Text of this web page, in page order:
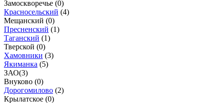
Замоскворечье (0)
Красносельский (4)
Мещанский (0)
Пресненский (1)
Таганский (1)
Тверской (0)
Хамовники (3)
Якиманка (5)
ЗАО(3)
Внуково (0)
Дорогомилово (2)
Крылатское (0)